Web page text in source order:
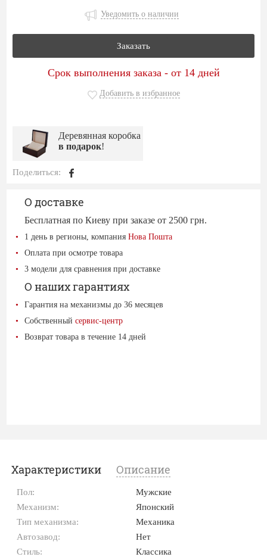
Уведомить о наличии
Заказать
Срок выполнения заказа - от 14 дней
Добавить в избранное
Деревянная коробка
в подарок!
Поделиться:
О доставке
Бесплатная по Киеву при заказе от 2500 грн.
1 день в регионы, компанияНова Пошта
Оплата при осмотре товара
3 модели для сравнения при доставке
О наших гарантиях
Гарантия на механизмы до 36 месяцев
Собственныйсервис-центр
Возврат товара в течение 14 дней
Характеристики Описание
Пол:
Мужские
Механизм:
Японский
Тип механизма:
Механика
Автозавод:
Нет
Стиль:
Классика